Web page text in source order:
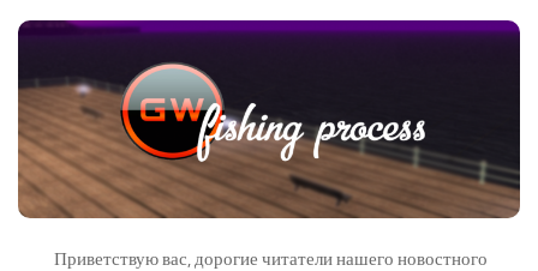
Live
Новости
Конкурсы
Активность
Приветствую вас, дорогие читатели нашего новостного